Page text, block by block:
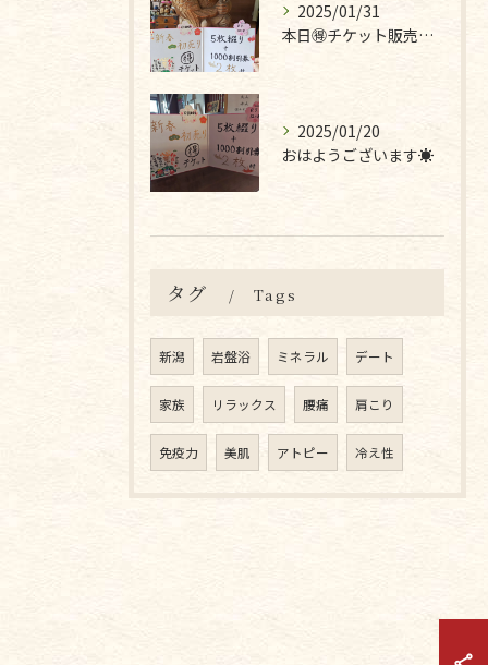
2025/01/31
本日🉐チケット販売最終日です❣
2025/01/20
おはようございます☀
タグ Tags
新潟 岩盤浴 ミネラル デート
家族 リラックス 腰痛 肩こり
免疫力 美肌 アトピー 冷え性